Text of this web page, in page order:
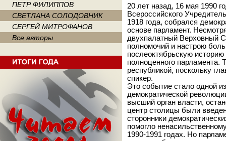
ПЕТР ФИЛИППОВ
СВЕТЛАНА СОЛОДОВНИК
СЕРГЕЙ МИТРОФАНОВ
Все авторы
20 лет назад, 16 мая 1990
Всероссийского
1918 года, собрался
основе парламент.
двухпалатный Верховный
полномочий и настрою
послеоктябрьскую
полноценного парламента.
республикой, поскольку
спикер.
Это событие стало одной
демократической
высший орган власти,
центр столицы были
сторонники
помогло
1990-1991 годах. Но